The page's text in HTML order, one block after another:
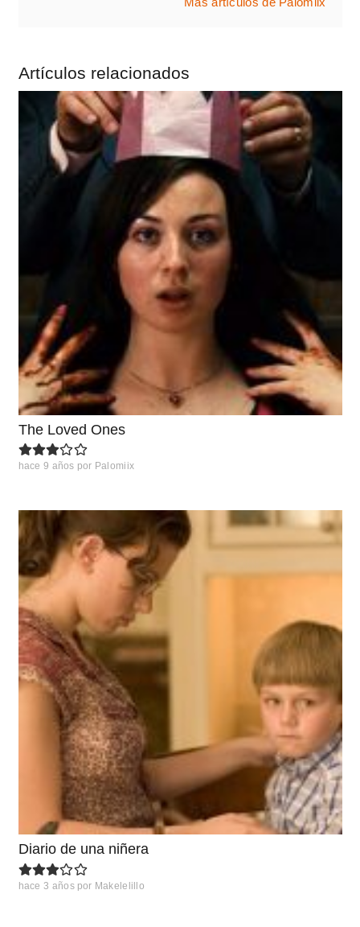
Artículos relacionados
The Loved Ones
hace 9 años por Palomiix
Diario de una niñera
hace 3 años por Makelelillo